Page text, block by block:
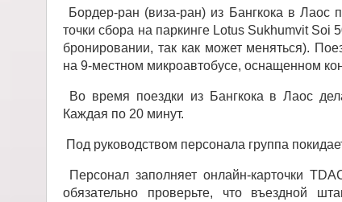
Бордер-ран (виза-ран) из Бангкока в
точки сбора на паркинге Lotus Sukhumvit
бронировании, так как может меняться).
на 9-местном микроавтобусе, оснащенном
Во время поездки из Бангкока в Лаос
Каждая по 20 минут.
Под руководством персонала группа
Персонал заполняет онлайн-карточки
обязательно проверьте, что въездной